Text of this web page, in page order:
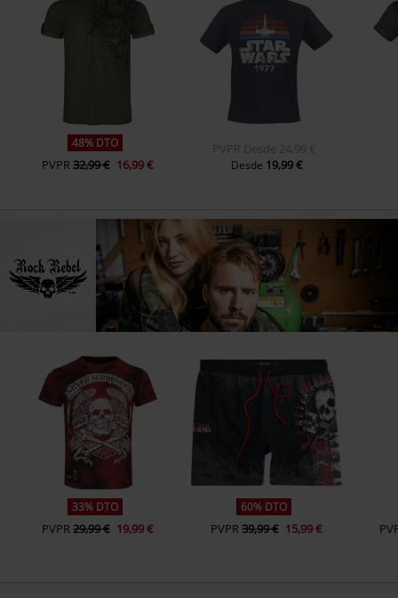
48% DTO
PVPR32,99 € 16,99 €
PVPR Desde 24,99 €
Desde 19,99 €
33% DTO
PVPR29,99 € 19,99 €
60% DTO
PVPR39,99 € 15,99 €